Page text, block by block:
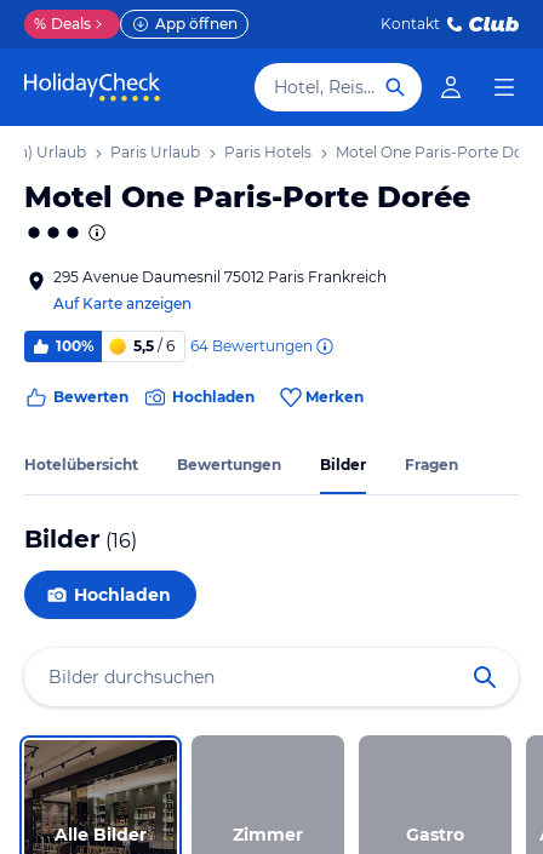
% Deals App öffnen Kontakt
Hotel, Reiseziel
Urlaub Paris Urlaub Paris Hotels Motel One Paris-Porte
Motel One Paris-Porte Dorée
295 Avenue Daumesnil 75012 Paris Frankreich
Auf Karte anzeigen
100% 5,5 / 6 64 Bewertungen
Bewerten Hochladen Merken
Hotelübersicht Bewertungen Bilder Fragen
Bilder (16)
Hochladen
Alle Bilder Zimmer Gastro